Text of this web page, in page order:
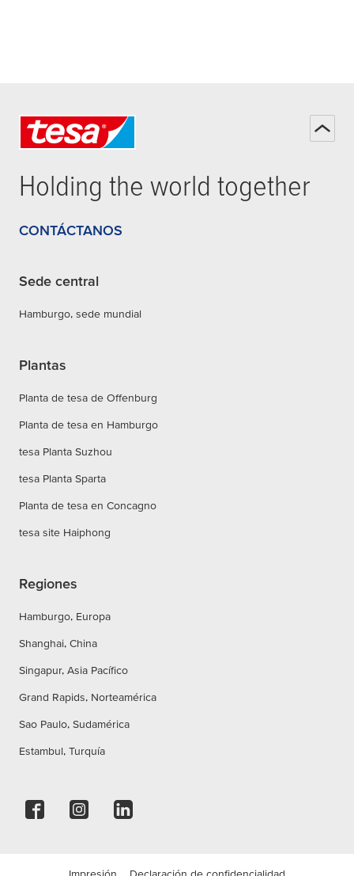
Holding the world together
CONTÁCTANOS
Sede central
Hamburgo, sede mundial
Plantas
Planta de tesa de Offenburg
Planta de tesa en Hamburgo
tesa Planta Suzhou
tesa Planta Sparta
Planta de tesa en Concagno
tesa site Haiphong
Regiones
Hamburgo, Europa
Shanghai, China
Singapur, Asia Pacífico
Grand Rapids, Norteamérica
Sao Paulo, Sudamérica
Estambul, Turquía